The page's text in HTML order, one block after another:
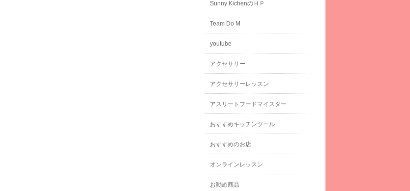
Sunny KichenのＨＰ
Team Do M
youtube
アクセサリー
アクセサリーレッスン
アスリートフードマイスター
おすすめキッチンツール
おすすめのお店
オンラインレッスン
お勧め商品